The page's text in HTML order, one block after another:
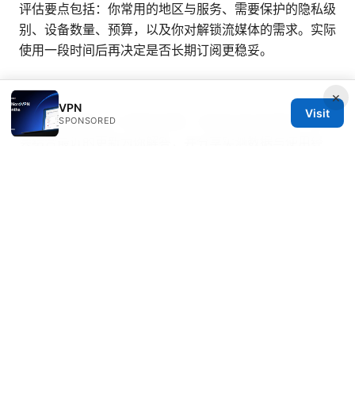
评估要点包括：你常用的地区与服务、需要保护的隐私级
别、设备数量、预算，以及你对解锁流媒体的需求。实际
使用一段时间后再决定是否长期订阅更稳妥。
如果你对极星vpn 有更多问题，欢迎在评论区留言，我
会结合最近的更新为你解答，并分享实测数据与使用经
×
VPN
SPONSORED
Visit